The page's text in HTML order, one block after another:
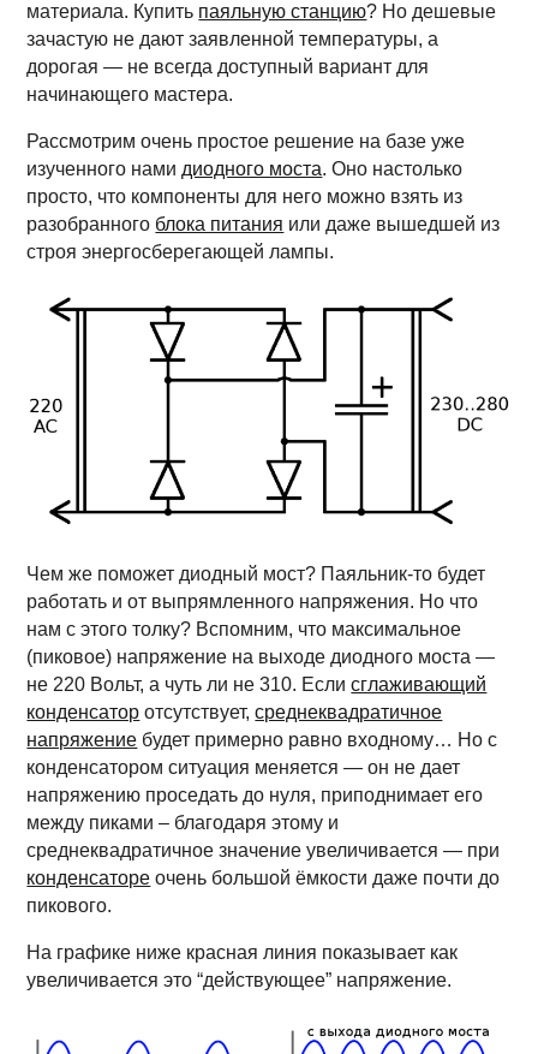
материала. Купить паяльную станцию? Но дешевые
зачастую не дают заявленной температуры, а
дорогая — не всегда доступный вариант для
начинающего мастера.
Рассмотрим очень простое решение на базе уже
изученного намидиодного моста. Оно настолько
просто, что компоненты для него можно взять из
разобранного блока питания или даже вышедшей из
строя энергосберегающей лампы.
Чем же поможет диодный мост? Паяльник-то будет
работать и от выпрямленного напряжения. Но что
нам с этого толку? Вспомним, что максимальное
(пиковое) напряжение на выходе диодного моста —
не 220 Вольт, а чуть ли не 310. Еслисглаживающий
конденсатор отсутствует,среднеквадратичное
напряжение будет примерно равно входному… Но с
конденсатором ситуация меняется — он не дает
напряжению проседать до нуля, приподнимает его
между пиками – благодаря этому и
среднеквадратичное значение увеличивается — при
конденсаторе очень большой ёмкости даже почти до
пикового.
На графике ниже красная линия показывает как
увеличивается это “действующее” напряжение.